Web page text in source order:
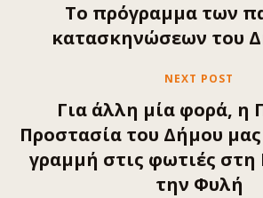
Το πρόγραμμα των
κατασκηνώσεων του
NEXT POST
Για άλλη μία φορά, η
Προστασία του Δήμου
γραμμή στις φωτιές
την Φυλή